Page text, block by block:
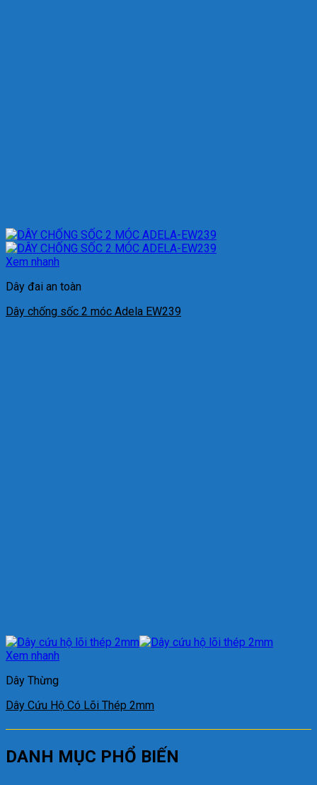
Xem nhanh
Dây đai an toàn
Dây chống sốc 2 móc Adela EW239
Xem nhanh
Dây Thừng
Dây Cứu Hộ Có Lõi Thép 2mm
DANH MỤC PHỔ BIẾN